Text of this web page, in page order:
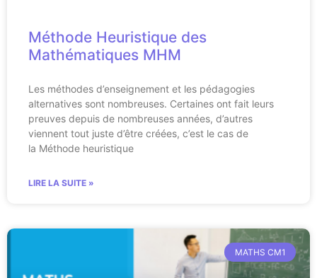
Méthode Heuristique des
Mathématiques MHM
Les méthodes d’enseignement et les pédagogies
alternatives sont nombreuses. Certaines ont fait leurs
preuves depuis de nombreuses années, d’autres
viennent tout juste d’être créées, c’est le cas de
la Méthode heuristique
LIRE LA SUITE »
MATHS CM1